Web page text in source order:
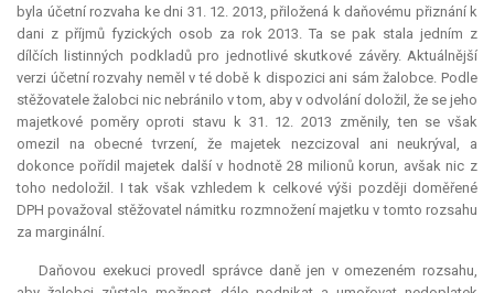
byla účetní rozvaha ke dni 31. 12. 2013, přiložená k daňovému přiznání k
dani z příjmů fyzických osob za rok 2013. Ta se pak stala jedním z
dílčích listinných podkladů pro jednotlivé skutkové závěry. Aktuálnější
verzi účetní rozvahy neměl v té době k dispozici ani sám žalobce. Podle
stěžovatele žalobci nic nebránilo v tom, aby v odvolání doložil, že se jeho
majetkové poměry oproti stavu k 31. 12. 2013 změnily, ten se však
omezil na obecné tvrzení, že majetek nezcizoval ani neukrýval, a
dokonce pořídil majetek další v hodnotě 28 milionů korun, avšak nic z
toho nedoložil. I tak však vzhledem k celkové výši později doměřené
DPH považoval stěžovatel námitku rozmnožení majetku v tomto rozsahu
za marginální.
Daňovou exekuci provedl správce daně jen v omezeném rozsahu,